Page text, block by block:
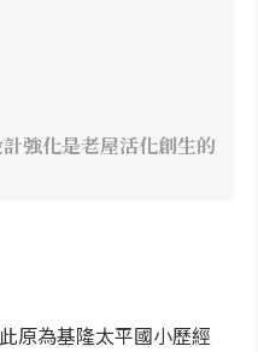
強化是老屋活化創生的
原為基隆太平國小歷經